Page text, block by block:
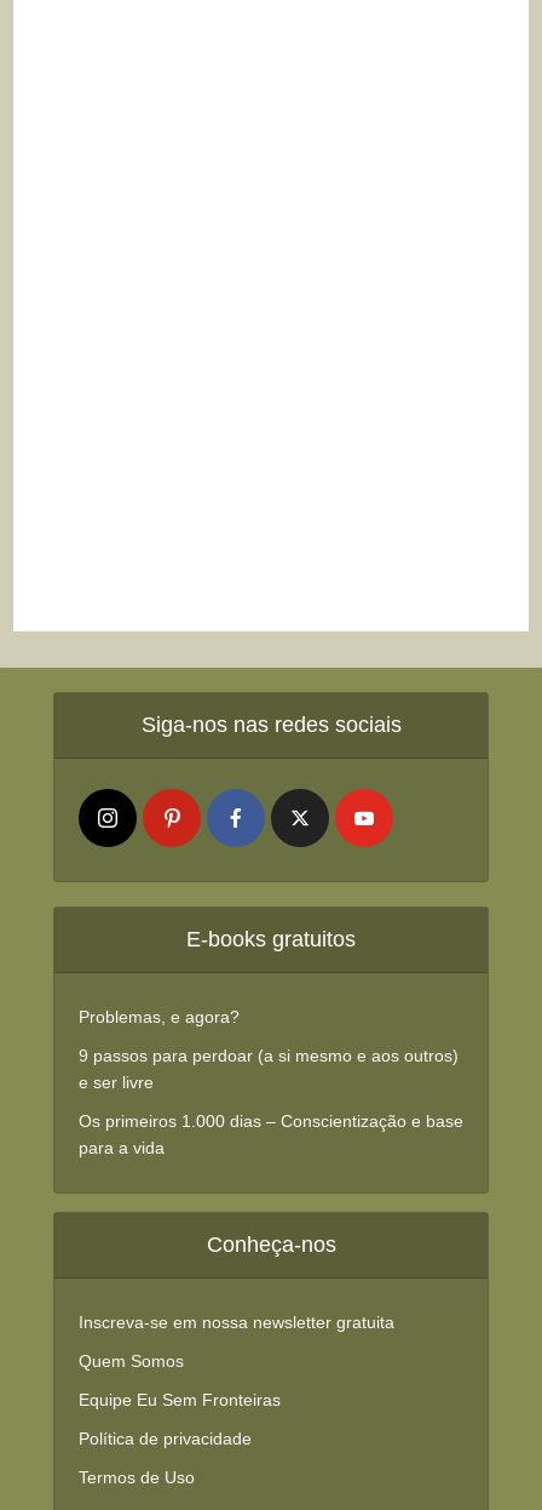
Siga-nos nas redes sociais
E-books gratuitos
Problemas, e agora?
9 passos para perdoar (a si mesmo e aos outros)
e ser livre
Os primeiros 1.000 dias – Conscientização e base
para a vida
Conheça-nos
Inscreva-se em nossa newsletter gratuita
Quem Somos
Equipe Eu Sem Fronteiras
Política de privacidade
Termos de Uso